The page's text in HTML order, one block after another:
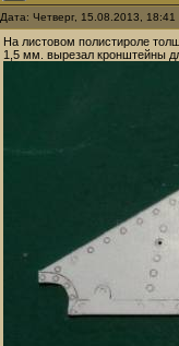
Дата: Четверг, 15.08.2013,
На листовом полистироле
1,5 мм. вырезал кронштейны